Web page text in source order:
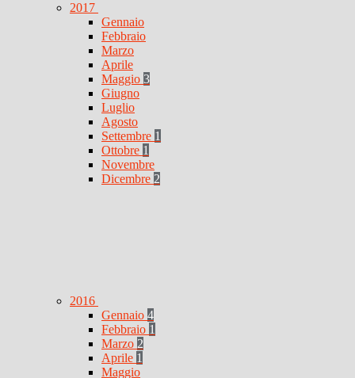
2017
Gennaio
Febbraio
Marzo
Aprile
Maggio 3
Giugno
Luglio
Agosto
Settembre 1
Ottobre 1
Novembre
Dicembre 2
2016
Gennaio 4
Febbraio 1
Marzo 2
Aprile 1
Maggio